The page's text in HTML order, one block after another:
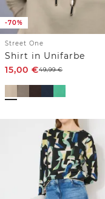
-70%
Street One
Shirt in Unifarbe
15,00 €49,99€